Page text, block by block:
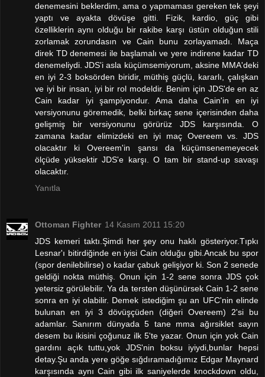
denemesini beklerdim, ama o yapmaması gereken tek şeyi
yaptı ve ayakta dövüşe gitti. Fizik, kardio, güç gibi
özelliklerin aynı olduğu bir rakibe karşı üstün olduğun stili
zorlamak zorundasın ve Cain bunu zorlayamadı. Maça
direk TD denemesi ile başlamalı ve yere indirene kadar TD
denemeliydi. JDS'i asla küçümsemiyorum, aksine MMA'deki
en iyi 2-3 boksörden biridir, müthiş güçlü, kararlı, çalışkan
ve iyi bir insan, iyi bir rol modeldir. Benim için JDS'de en az
Cain kadar iyi şampiyondur. Ama daha Cain'in en iyi
versiyonunu göremedik, belki birkaç sene içerisinden daha
gelişmiş bir versiyonunu görürüz JDS karşısında. O
zamana kadar elimizdeki en iyi maç Overeem vs. JDS
olacaktır ki Overeem'in şansı da küçümsenemeyecek
ölçüde yüksektir JDS'e karşı. O tam bir stand-up savaşı
olacaktır.
Yanıtla
Ottoman Fighter 14 Kasım 2011 15:20
JDS kemeri taktı.Şimdi her şey onu haklı gösteriyor.Tıpkı
Lesnar'ı bitirdiğinde en iyisi Cain olduğu gibi.Ancak bu spor
(spor denilebilirse) o kadar çabuk gelişiyor ki. Son 2 senede
geldiği nokta müthiş. Onun için 1-2 sene sonra JDS çok
yetersiz görülebilir. Ya da tersten düşünürsek Cain 1-2 sene
sonra en iyi olabilir. Demek istediğim şu an UFC'nin elinde
bulunan en iyi 3 dövüşçüden (diğeri Overeem) 2'si bu
adamlar. Sanırım dünyada 5 tane mma ağırsiklet sayın
desem bu ikisini çoğunuz ilk 5'te yazar. Onun için yok Cain
gardını açık tuttu,yok JDS'nin boksu iyiydi,bunlar hepsi
detay.Şu anda yere göğe sığdıramadığımız Edgar Maynard
karşısında aynı Cain gibi ilk saniyelerde knockdown oldu,